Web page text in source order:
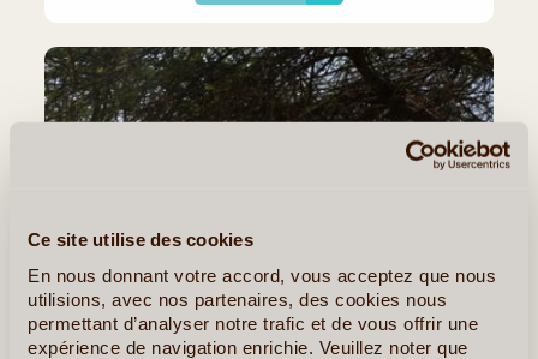
Ce site utilise des cookies
En nous donnant votre accord, vous acceptez que nous
utilisions, avec nos partenaires, des cookies nous
permettant d’analyser notre trafic et de vous offrir une
expérience de navigation enrichie. Veuillez noter que
>> Voyage au Sénégal <<